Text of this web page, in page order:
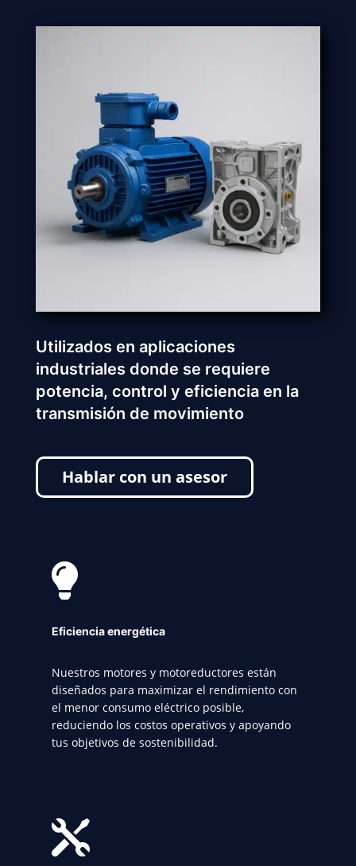
Utilizados en aplicaciones
industriales donde se requiere
potencia, control y eficiencia en la
transmisión de movimiento
Hablar con un asesor

Eficiencia energética
Nuestros motores y motoreductores están
diseñados para maximizar el rendimiento con
el menor consumo eléctrico posible,
reduciendo los costos operativos y apoyando
tus objetivos de sostenibilidad.
